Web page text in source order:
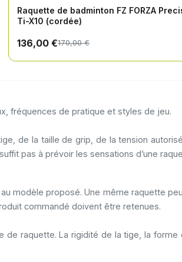
Raquette de badminton FZ FORZA
Ti-X10 (cordée)
136,00 €170,00 €
fréquences de pratique et styles de jeu.
de la taille de grip, de la tension
pas à prévoir les sensations d’une
modèle proposé. Une même raquette
commandé doivent être retenues.
raquette. La rigidité de la tige, la